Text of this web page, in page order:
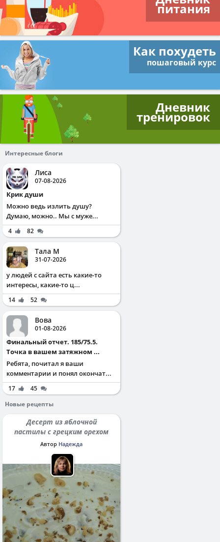
питания
Как похудеть
пошаговый курс
Дневник
тренировок
Интересные блоги
Лиса
07-08-2026
Крик души
Можно ведь излить душу?
Думаю, можно.. Мы с муже...
4 82
Тала М
31-07-2026
у людей с сайта есть какие-то
интересы, какие-то ц...
14 52
Вова
01-08-2026
Финальный отчет. 185/75.5.
Точка в вашем затяжном ...
Ребята, почитал я ваши
комментарии и понял окончат...
17
45
Новые рецепты
Десерт из яблочной
пастилы с грецким орехом
Автор Надежда